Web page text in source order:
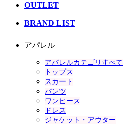
OUTLET
BRAND LIST
アパレル
アパレルカテゴリすべて
トップス
スカート
パンツ
ワンピース
ドレス
ジャケット・アウター